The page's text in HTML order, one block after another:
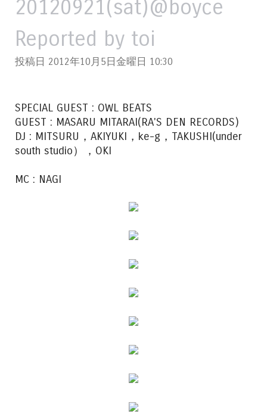
20120921(sat)@boyce
Reported by toi
投稿日 2012年10月5日金曜日 10:30
SPECIAL GUEST : OWL BEATS
GUEST : MASARU MITARAI(RA'S DEN RECORDS)
DJ : MITSURU，AKIYUKI，ke-g，TAKUSHI(under
south studio），OKI
MC : NAGI